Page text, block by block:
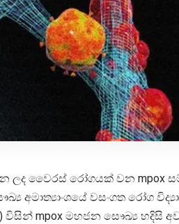
ලද වෛරස් රෝගයක් වන mpox
අමාත්‍යාංශයේ වසංගත රෝග
විසින් mpox මහජන සෞඛ්‍ය හදිසි